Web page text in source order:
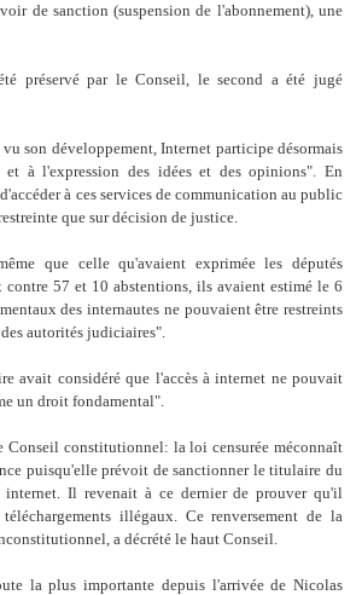
de sanction (suspension de l'abonnement), une
préservé par le Conseil, le second a été jugé
vu son développement, Internet participe désormais
à l'expression des idées et des opinions". En
à ces services de communication au public
que sur décision de justice.
que celle qu'avaient exprimée les députés
contre 57 et 10 abstentions, ils avaient estimé le 6
des internautes ne pouvaient être restreints
autorités judiciaires".
avait considéré que l'accès à internet ne pouvait
un droit fondamental".
Conseil constitutionnel: la loi censurée méconnaît
puisqu'elle prévoit de sanctionner le titulaire du
internet. Il revenait à ce dernier de prouver qu'il
illégaux. Ce renversement de la
a décrété le haut Conseil.
la plus importante depuis l'arrivée de Nicolas